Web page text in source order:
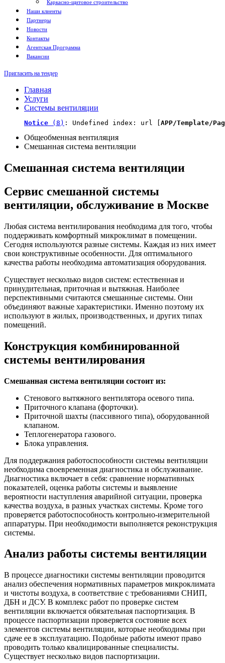
Каркасно-щитовое строительство
Наши клиенты
Партнеры
Новости
Контакты
Агентская Программа
Вакансии
Пригласить на тендер
Главная
Услуги
Системы вентиляции
Notice (8) : Undefined index: url [ APP/Template/
Общеобменная вентиляция
Смешанная система вентиляции
Смешанная система вентиляции
Сервис смешанной системы
вентиляции, обслуживание в Москве
Любая система вентилирования необходима для того, чтобы
поддерживать комфортный микроклимат в помещении.
Сегодня используются разные системы. Каждая из них имеет
свои конструктивные особенности. Для оптимального
качества работы необходима автоматизация оборудования.
Существует несколько видов систем: естественная и
принудительная, приточная и вытяжная. Наиболее
перспективными считаются смешанные системы. Они
объединяют важные характеристики. Именно поэтому их
используют в жилых, производственных, и других типах
помещений.
Конструкция комбинированной
системы вентилирования
Смешанная система вентиляции состоит из:
Стенового вытяжного вентилятора осевого типа.
Приточного клапана (форточки).
Приточной шахты (пассивного типа), оборудованной
клапаном.
Теплогенератора газового.
Блока управления.
Для поддержания работоспособности системы вентиляции
необходима своевременная диагностика и обслуживание.
Диагностика включает в себя: сравнение нормативных
показателей, оценка работы системы и выявление
вероятности наступления аварийной ситуации, проверка
качества воздуха, в разных участках системы. Кроме того
проверяется работоспособность контрольно-измерительной
аппаратуры. При необходимости выполняется реконструкция
системы.
Анализ работы системы вентиляции
В процессе диагностики системы вентиляции проводится
анализ обеспечения нормативных параметров микроклимата
и чистоты воздуха, в соответствие с требованиями СНИП,
ДБН и ДСУ. В комплекс работ по проверке систем
вентиляции включается обязательная паспортизация. В
процессе паспортизации проверяется состояние всех
элементов системы вентиляции, которые необходимы при
сдаче ее в эксплуатацию. Подобные работы имеют право
проводить только квалицированные специалисты.
Существует несколько видов паспортизации.